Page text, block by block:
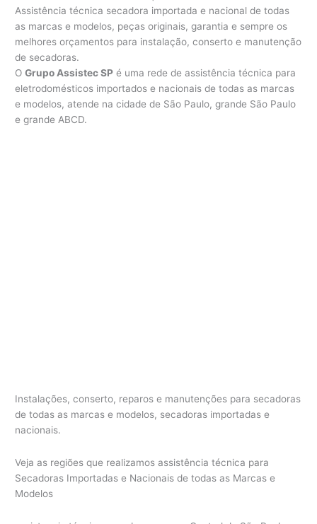
ê
a
Assistência técnica secadora importada e nacional de todas
as marcas e modelos, peças originais, garantia e sempre os
melhores orçamentos para instalação, conserto e manutenção
de secadoras.
OGrupo Assistec SP é uma rede de assistência técnica para
eletrodomésticos importados e nacionais de todas as marcas
e modelos, atende na cidade de São Paulo, grande São Paulo
e grande ABCD.
Instalações, conserto, reparos e manutenções para secadoras
de todas as marcas e modelos, secadoras importadas e
nacionais.
Veja as regiões que realizamos assistência técnica para
Secadoras Importadas e Nacionais de todas as Marcas e
Modelos